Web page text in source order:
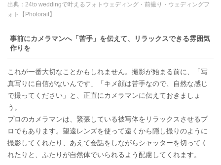
出典： 24to weddingで叶えるフォトウェディング・前撮り・ウェディングフ
ォト【Photorait】
事前にカメラマンへ「苦手」を伝えて、リラックスできる雰囲気
作りを
これが一番大切なことかもしれません。撮影が始まる前に、「写
真写りに自信がないんです」「キメ顔は苦手なので、自然な感じ
で撮ってください」と、正直にカメラマンに伝えておきましょ
う。
プロのカメラマンは、緊張している被写体をリラックスさせるプ
ロでもあります。望遠レンズを使って遠くから隠し撮りのように
撮影してくれたり、あえて会話をしながらシャッターを切ってく
れたりと、ふたりが自然体でいられるよう配慮してくれます。